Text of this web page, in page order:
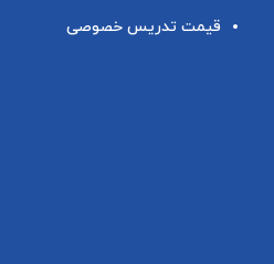
قیمت تدریس خصوصی